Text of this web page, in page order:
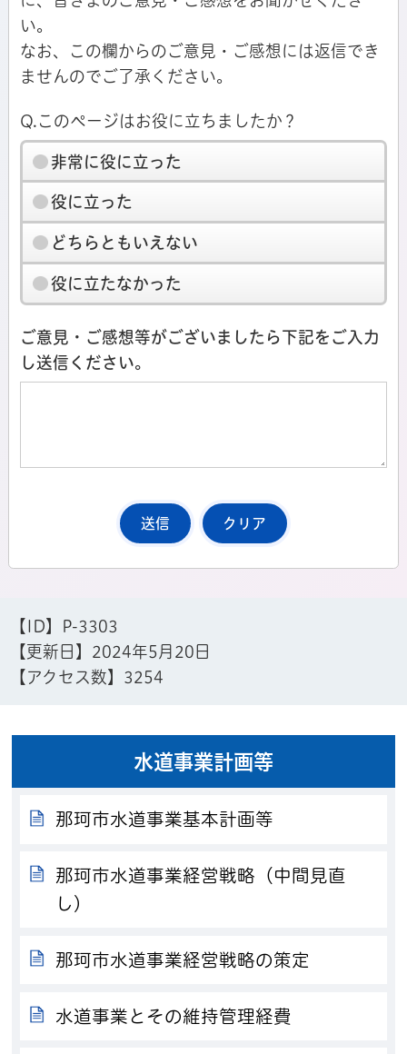
い。
なお、この欄からのご意見・ご感想には返信でき
ませんのでご了承ください。
Q.このページはお役に立ちましたか？
非常に役に立った
役に立った
どちらともいえない
役に立たなかった
ご意見・ご感想等がございましたら下記をご入力
し送信ください。
【ID】
P-3303
【更新日】 2024年5月20日
【アクセス数】 3254
水道事業計画等
那珂市水道事業基本計画等
那珂市水道事業経営戦略（中間見直
し）
那珂市水道事業経営戦略の策定
水道事業とその維持管理経費